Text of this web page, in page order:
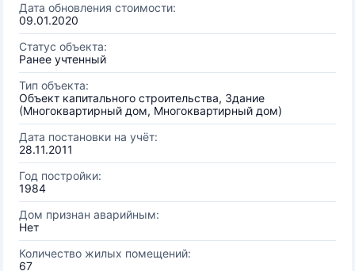
Дата обновления стоимости:
09.01.2020
Статус объекта:
Ранее учтенный
Тип объекта:
Объект капитального строительства, Здание
(Многоквартирный дом, Многоквартирный дом)
Дата постановки на учёт:
28.11.2011
Год постройки:
1984
Дом признан аварийным:
Нет
Количество жилых помещений:
67